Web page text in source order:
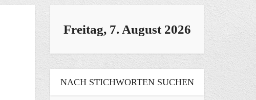
Freitag, 7. August 2026
NACH STICHWORTEN SUCHEN